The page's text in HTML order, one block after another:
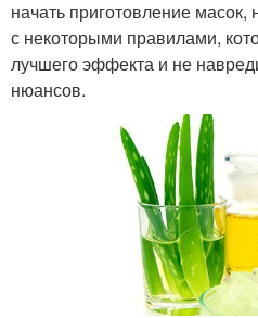
начать приготовление
с некоторыми правилами,
лучшего эффекта и не
нюансов.